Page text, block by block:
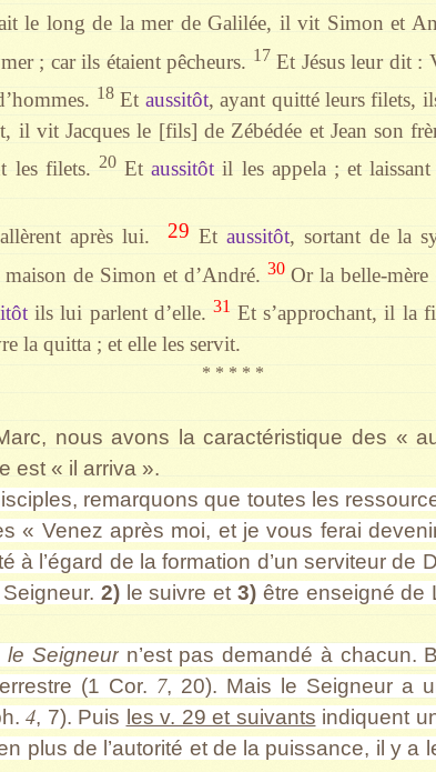
le long de la mer de Galilée, il vit Simon et
; car ils étaient pêcheurs. 17 Et Jésus leur dit :
18Et aussitôt, ayant quitté leurs filets,
il vit Jacques le [fils] de Zébédée et Jean son
les filets. 20Etaussitôtil les appela ; et
après lui. 29 Et aussitôt, sortant de la
maison de Simon et d’André.30 Or la belle-mère
ils lui parlent d’elle. 31 Et s’approchant, il la
la quitta ; et elle les servit.
* * * * *
nous avons la caractéristique des «
est « il arriva ».
remarquons que toutes les
« Venez après moi, et je vous ferai
à l’égard de la formation d’un serviteur de
2)le suivre et 3)être enseigné de
le Seigneurn’est pas demandé à chacun.
(1 Cor. 7, 20). Mais le Seigneur a
4, 7). Puis les v. 29 et suivants indiquent
plus de l’autorité et de la puissance, il y a